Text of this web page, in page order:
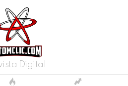
Digital